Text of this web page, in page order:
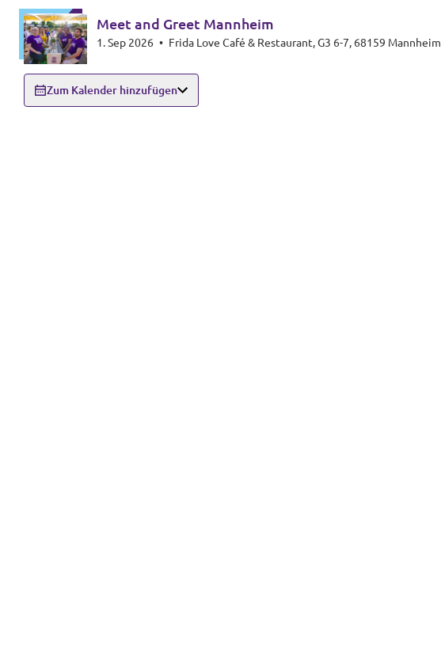
Meet and Greet Mannheim
1. Sep 2026 • Frida Love Café & Restaurant, G3 6-7, 68159 Mannheim
Zum Kalender hinzufügen